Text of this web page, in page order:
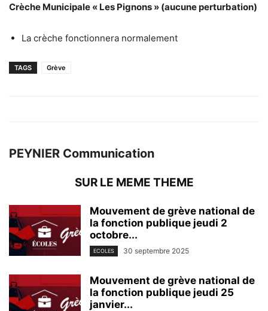
Crèche Municipale « Les Pignons » (aucune perturbation)
La crèche fonctionnera normalement
TAGS Grève
PEYNIER Communication
SUR LE MEME THEME
Mouvement de grève national de
la fonction publique jeudi 2
octobre...
ECOLES 30 septembre 2025
Mouvement de grève national de
la fonction publique jeudi 25
janvier...